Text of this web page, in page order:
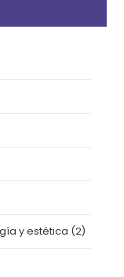
y estética (2)